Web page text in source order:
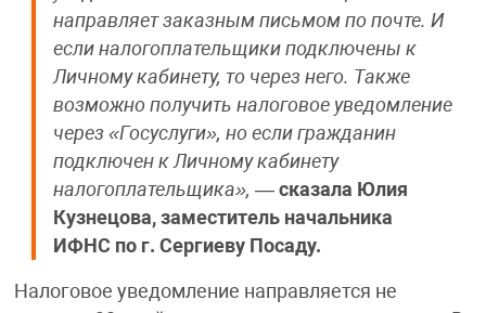
направляет заказным письмом по почте. И
если налогоплательщики подключены к
Личному кабинету, то через него. Также
возможно получить налоговое уведомление
через «Госуслуги», но если гражданин
подключен к Личному кабинету
налогоплательщика», — сказала Юлия
Кузнецова, заместитель начальника
ИФНС по г. Сергиеву Посаду.
Налоговое уведомление направляется не